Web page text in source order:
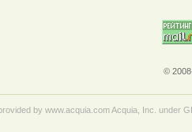
©
by www.acquia.com Acquia, Inc. under